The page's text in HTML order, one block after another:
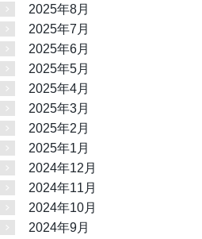
2025年8月
2025年7月
2025年6月
2025年5月
2025年4月
2025年3月
2025年2月
2025年1月
2024年12月
2024年11月
2024年10月
2024年9月